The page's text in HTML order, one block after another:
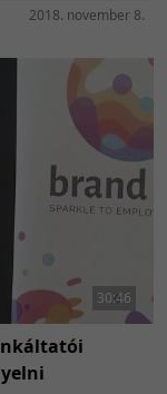
2018. november 8.
30:46